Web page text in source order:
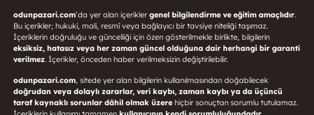
odunpazari.com’da yer alan içerikler genel bilgilendirme ve eğitim amaçlıdır.
Bu içerikler; hukuki, mali, resmî veya bağlayıcı bir tavsiye niteliği taşımaz.
İçeriklerin doğruluğu ve güncelliği için özen gösterilmekle birlikte, bilgilerin
eksiksiz, hatasız veya her zaman güncel olduğuna dair herhangi bir garanti
verilmez. İçerikler, önceden haber verilmeksizin değiştirilebilir.
odunpazari.com, sitede yer alan bilgilerin kullanılmasından doğabilecek
doğrudan veya dolaylı zararlar, veri kaybı, zaman kaybı ya da üçüncü
taraf kaynaklı sorunlar dâhil olmak üzerehiçbir sonuçtan sorumlu tutulamaz.